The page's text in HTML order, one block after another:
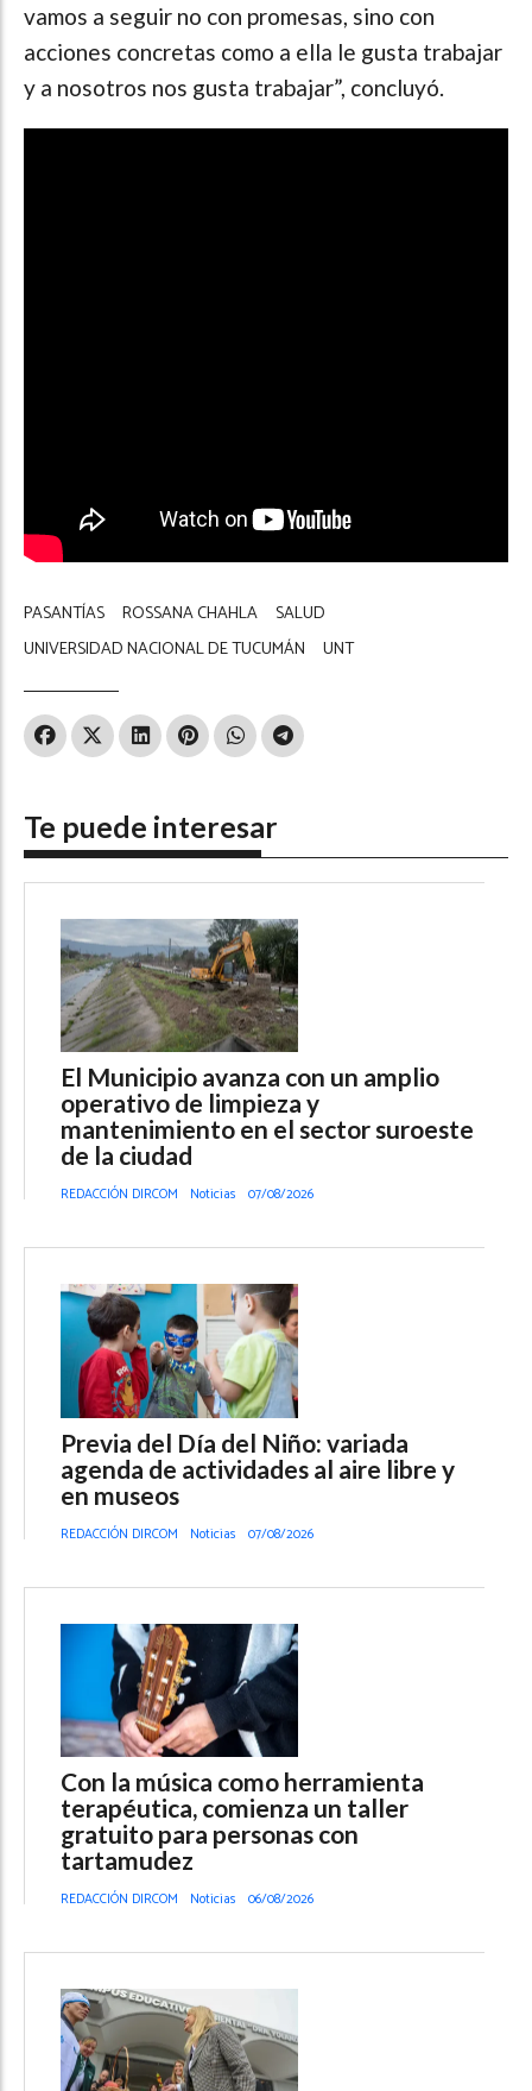
vamos a seguir no con promesas, sino con
acciones concretas como a ella le gusta trabajar
y a nosotros nos gusta trabajar”, concluyó.
PASANTÍAS ROSSANA CHAHLA
SALUD
UNIVERSIDAD NACIONAL DE TUCUMÁN
UNT
Te puede interesar
El Municipio avanza con un amplio
operativo de limpieza y
mantenimiento en el sector suroeste
de la ciudad
REDACCIÓN DIRCOM Noticias 07/08/2026
Previa del Día del Niño: variada
agenda de actividades al aire libre y
en museos
REDACCIÓN DIRCOM Noticias 07/08/2026
Con la música como herramienta
terapéutica, comienza un taller
gratuito para personas con
tartamudez
REDACCIÓN DIRCOM Noticias 06/08/2026